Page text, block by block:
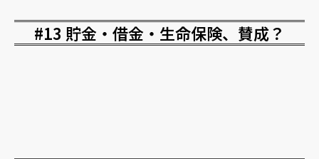
#13 貯金・借金・生命保険、賛成？